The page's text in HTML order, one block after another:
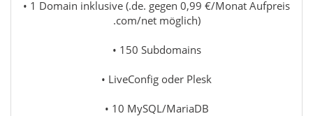
• 1 Domain inklusive (.de. gegen 0,99 €/Monat Aufpreis
.com/net möglich)
• 150 Subdomains
• LiveConfig oder Plesk
• 10 MySQL/MariaDB